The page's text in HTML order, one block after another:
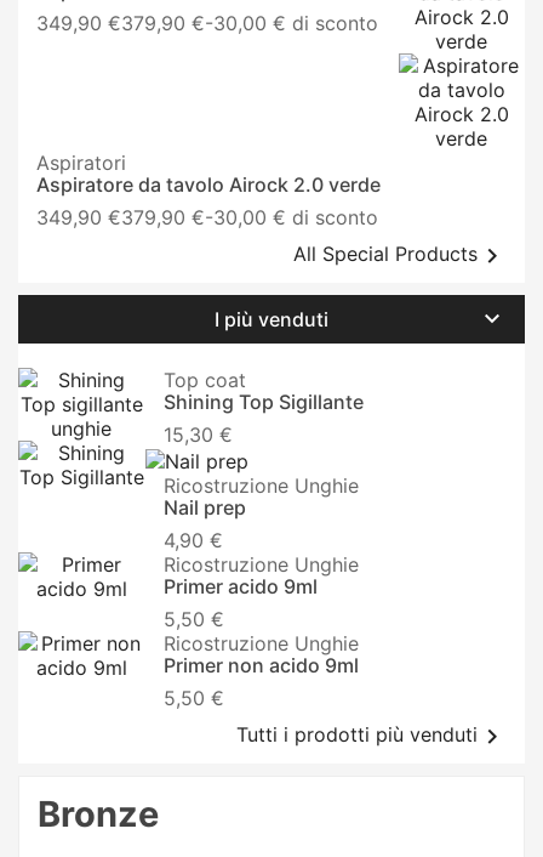
349,90 €379,90 €Prezzo
-30,00 € di sconto
Aspiratori
Aspiratore da tavolo Airock 2.0 verde
349,90 €379,90 €Prezzo
-30,00 € di sconto
All Special Products 
I più venduti 
Top coat
Shining Top Sigillante
15,30 €
Ricostruzione Unghie
Nail prep
4,90 €
Ricostruzione Unghie
Primer acido 9ml
5,50 €
Ricostruzione Unghie
Primer non acido 9ml
5,50 €
Tutti i prodotti più venduti 
Bronze